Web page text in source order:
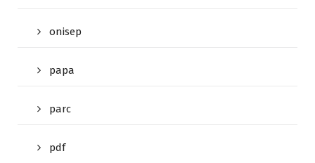
onisep
papa
parc
pdf